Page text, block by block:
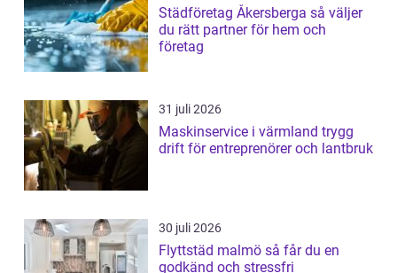
Städföretag Åkersberga så väljer
du rätt partner för hem och
företag
31 juli 2026
Maskinservice i värmland trygg
drift för entreprenörer och lantbruk
30 juli 2026
Flyttstäd malmö så får du en
godkänd och stressfri